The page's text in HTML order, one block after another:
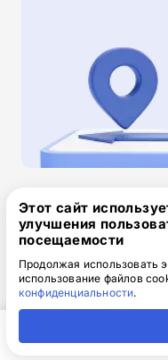
Скачайте
.doc, 32.52 Кб
Скачайте шаблон,
электронной почте
Обязательно
Наш специалист
Этот сайт
улучшения
посещаемости
Продолжая использовать
использование файлов
конфиденциальности.